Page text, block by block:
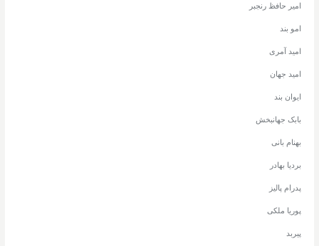
امیر حافظ رنجبر
امو بند
امید آمری
امید جهان
ایوان بند
بابک جهانبخش
بهنام بانی
بردیا بهادر
پدرام پالیز
پوریا ملکی
پیربد